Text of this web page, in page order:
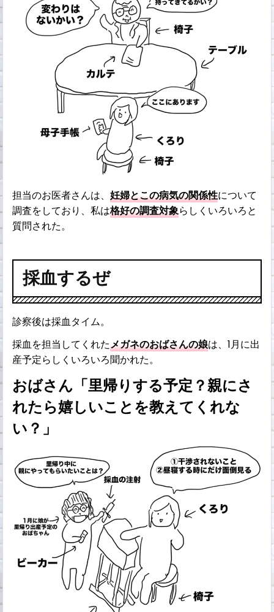
担当のお医者さんは、妊婦とこの病気の関係性について
調査をしており、私は格好の調査対象らしくいろいろと
質問された。
採血するぜ
診察後は採血タイム。
採血を担当してくれたメガネのおばさんの娘は、1月に出
産予定らしくいろいろ聞かれた。
おばさん「里帰りする予定？親にさ
れたら嬉しいことを教えてくれな
い？」